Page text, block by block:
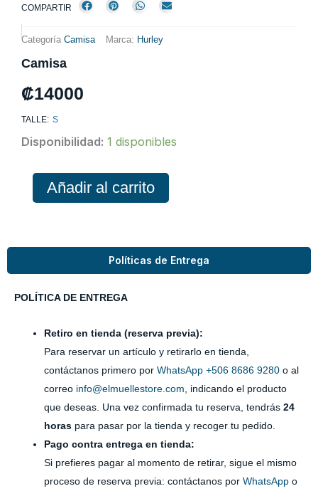
COMPARTIR
Categoría Camisa Marca: Hurley
Camisa
₡14000
TALLE: S
Disponibilidad: 1 disponibles
Camisa
Añadir al carrito
Políticas de Entrega
POLÍTICA DE ENTREGA
Retiro en tienda (reserva previa):
Para reservar un artículo y retirarlo en tienda,
contáctanos primero por WhatsApp +506 8686 9280 o al
correo info@elmuellestore.com, indicando el producto
que deseas. Una vez confirmada tu reserva, tendrás 24
horas para pasar por la tienda y recoger tu pedido.
Pago contra entrega en tienda:
Si prefieres pagar al momento de retirar, sigue el mismo
proceso de reserva previa: contáctanos por WhatsApp o